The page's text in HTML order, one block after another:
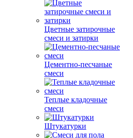
Цветные затирочные
смеси и затирки
Цементно-песчаные
смеси
Теплые кладочные
смеси
Штукатурки